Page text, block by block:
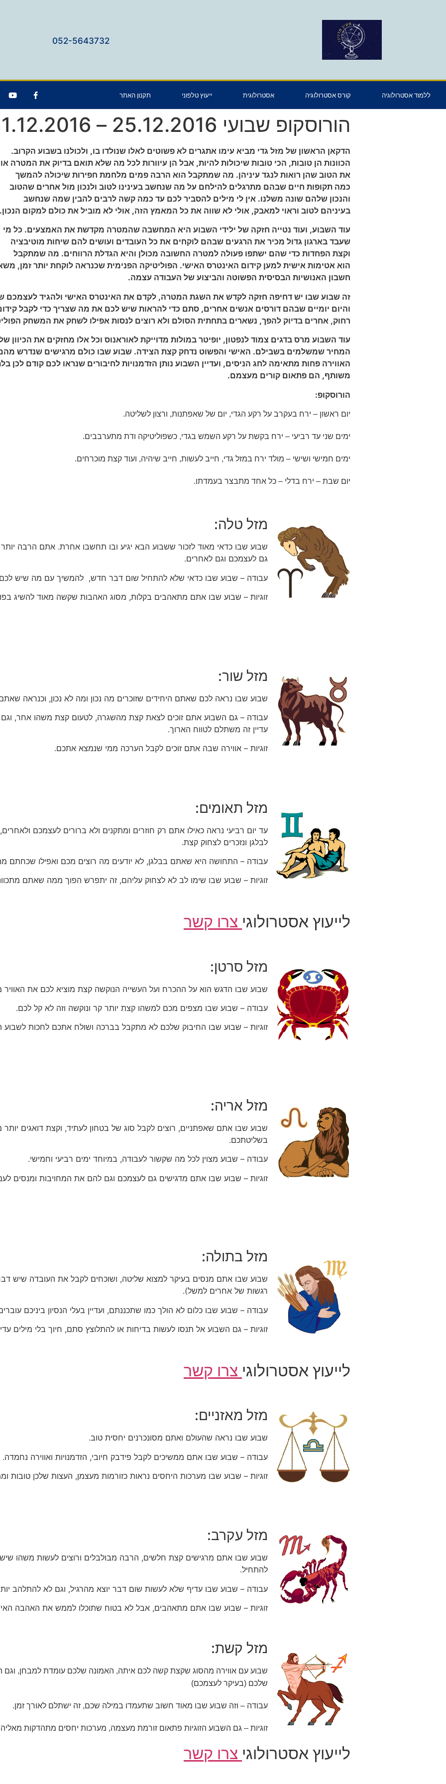
052-5643732
ללמוד אסטרולוגיה קורס אסטרולוגיה אסטרולוגית ייעוץ טלפוני תקנון האתר
הורוסקופ שבועי 25.12.2016 – 31.12.2016
הדקאן הראשון של מזל גדי מביא עימו אתגרים לא פשוטים לאלו שנולדו בו, ולכולנו בשבוע הקרוב.
הכוונות הן טובות, הכי טובות שיכולות להיות, אבל הן עיוורות לכל מה שלא תואם בדיוק את המטרה או
את הטוב שהן רואות לנגד עיניהן. מה שמתקבל הוא הרבה פמים מלחמת חפירות שיכולה להמשך
כמה תקופות חיים שבהם מתרגלים להילחם על מה שנחשב בעינינו לטוב ולנכון מול אחרים שהטוב
והנכון שלהם שונה משלנו. אין לי מילים להסביר לכם עד כמה קשה לרבים להבין שמה שנחשב
בעיניהם לטוב וראוי למאבק, אולי לא שווה את כל המאמץ הזה, אולי לא מוביל את כולם למקום הנכון.
עוד השבוע, ועוד נטייה חזקה של ילידי השבוע היא המחשבה שהמטרה מקדשת את האמצעים. כל מי
שעבד בארגון גדול מכיר את הרגעים שבהם לוקחים את כל העובדים ועושים להם שיחות מוטיבציה
וקצת הפחדות כדי שהם ישתפו פעולה למטרה החשובה מכולן והיא הגדלת הרווחים. מה שמתקבל
הוא אטימות אישית למען קידום האינטרס האישי. הפוליטיקה הפנימית שכנראה לוקחת יותר זמן,
חשבון האנושיות הבסיסית הפשוטה והביצוע של העבודה עצמה.
זה שבוע שבו יש דחיפה חזקה לקדש את השגת המטרה, לקדם את האינטרס האישי ולהגיד לעצמכם
והיום יומיים שבהם דורסים אנשים אחרים, סתם כדי להראות שיש לכם את מה שצריך כדי לקבל
רחוק, אחרים בדיוק להפך, נשארים בתחתית הסולם ולא רוצים לנסות אפילו לשחק את המשחק
עוד השבוע מרס בדגים צמוד לנפטון, יופיטר במולות מדוייקת לאוראנוס וכל אלו מחזקים את
המחיר שמשלמים בשבילם. האישי והפשוט נדחק קצת הצידה. שבוע שבו כולם מרגישים שנדרש
האווירה פחות מתאימה לחג הניסים, ועדיין השבוע נותן הזדמנויות לחיבורים שנראו לכם קודם לכן
משותף, הם פתאום קורים מעצמם.
הורוסקופ:
יום ראשון – ירח בעקרב על רקע הגדי, יום של שאפתנות, ורצון לשליטה.
ימים שני עד רביעי – ירח בקשת על רקע השמש בגדי, כשפוליטיקה ודת מתערבבים.
ימים חמישי ושישי – מולד ירח במזל גדי, חייב לעשות, חייב שיהיה, ועוד קצת מוכרחים.
יום שבת – ירח בדלי – כל אחד מתבצר בעמדתו.
מזל טלה:
שבוע שבו כדאי מאוד לזכור ששבוע הבא יגיע ובו תחשבו אחרת. אתם הרבה יותר
גם לעצמכם וגם לאחרים.
עבודה – שבוע שבו כדאי שלא להתחיל שום דבר חדש, להמשיך עם מה שיש
זוגיות – שבוע שבו אתם מתאהבים בקלות, מסוג האהבות שקשה מאוד להשיג
מזל שור:
שבוע שבו נראה לכם שאתם היחידים שזוכרים מה נכון ומה לא נכון, וכנראה
עבודה – גם השבוע אתם זוכים לצאת קצת מהשגרה, לטעום קצת משהו אחר,
עדיין זה משתלם לטווח הארוך.
זוגיות – אווירה שבה אתם זוכים לקבל הערכה ממי שנמצא אתכם.
מזל תאומים:
עד יום רביעי נראה כאילו אתם רק חוזרים ומתקנים ולא ברורים לעצמכם
לבלגן ונזכרים לצחוק קצת.
עבודה – התחושה היא שאתם בבלגן, לא יודעים מה רוצים מכם ואפילו שכחתם
זוגיות – שבוע שבו שימו לב לא לצחוק עליהם, זה יתפרש הפוך ממה שאתם
לייעוץ אסטרולוגי צרו קשר
מזל סרטן:
שבוע שבו הדגש הוא על ההכרח ועל העשייה הנוקשה קצת מוציא לכם את
עבודה – שבוע שבו מצפים מכם למשהו קצת יותר קר ונוקשה וזה לא קל לכם.
זוגיות – שבוע שבו החיבוק שלכם לא מתקבל בברכה ושולח אתכם לחכות לשבוע
מזל אריה:
שבוע שבו אתם שאפתניים, רוצים לקבל סוג של בטחון לעתיד, וקצת דואגים
בשליטתכם.
עבודה – שבוע מצוין לכל מה שקשור לעבודה, במיוחד ימים רביעי וחמישי.
זוגיות – שבוע שבו אתם מדגישים גם לעצמכם וגם להם את המחויבות ומנסים
מזל בתולה:
שבוע שבו אתם מנסים בעיקר למצוא שליטה, ושוכחים לקבל את העובדה שיש
רגשות של אחרים למשל).
עבודה – שבוע שבו כלום לא הולך כמו שתכננתם, ועדיין בעלי הנסיון ביניכם
זוגיות – גם השבוע אל תנסו לעשות בדיחות או להתלוצץ סתם, חיוך בלי מילים
לייעוץ אסטרולוגי צרו קשר
מזל מאזניים:
שבוע שבו נראה שהעולם ואתם מסונכרנים יחסית טוב.
עבודה – שבוע שבו אתם ממשיכים לקבל פידבק חיובי, הזדמנויות ואווירה נחמדה.
זוגיות – שבוע שבו מערכות היחסים נראות כזורמות מעצמן, העצות שלכן טובות
מזל עקרב:
שבוע שבו אתם מרגישים קצת חלשים, הרבה מבולבלים ורוצים לעשות משהו
להתחיל.
עבודה – שבוע שבו עדיף שלא לעשות שום דבר יוצא מהרגיל, וגם לא להתלהב
זוגיות – שבוע שבו אתם מתאהבים, אבל לא בטוח שתוכלו לממש את האהבה
מזל קשת:
שבוע עם אווירה מהסוג שקצת קשה לכם איתה, האמונה שלכם עומדת למבחן, וגם
שלכם (בעיקר לעצמכם)
עבודה – וזה שבוע שבו מאוד חשוב שתעמדו במילה שכם, זה ישתלם לאורך זמן.
זוגיות – גם השבוע הזוגיות פתאום זורמת מעצמה, מערכות יחסים מתהדקות
לייעוץ אסטרולוגי צרו קשר